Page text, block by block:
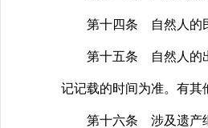
第十四条 自然人的民
第十五条 自然人的出
记记载的时间为准。有其
第十六条 涉及遗产继